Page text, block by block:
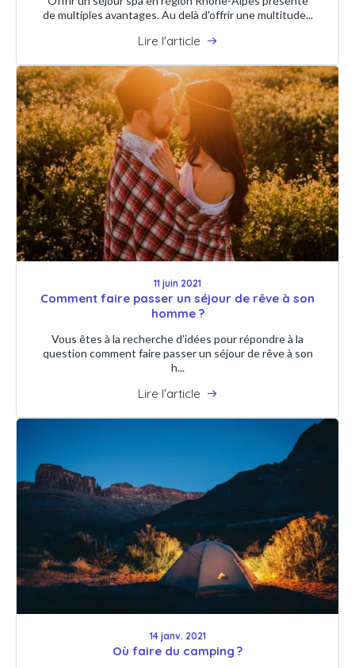
de multiples avantages. Au delà d'offrir une multitude...
Lire l'article
11 juin 2021
Comment faire passer un séjour de rêve à son
homme ?
Vous êtes à la recherche d’idées pour répondre à la
question comment faire passer un séjour de rêve à son
h...
Lire l'article
14 janv. 2021
Où faire du camping ?